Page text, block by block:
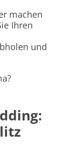
machen
Ihren
und